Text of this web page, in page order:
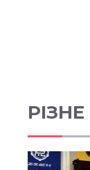
РІЗНЕ